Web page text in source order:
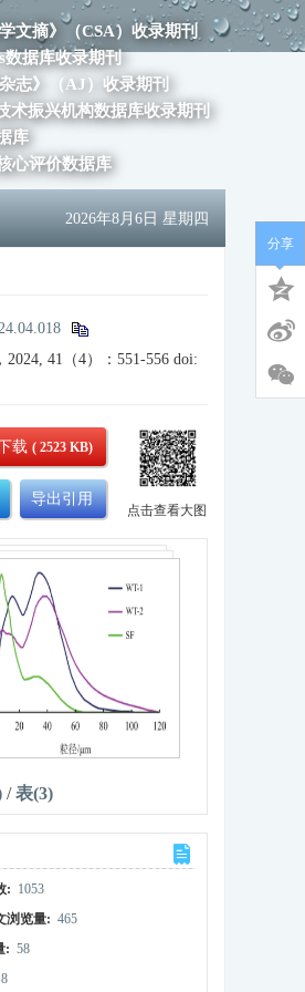
文摘》（CSA）收录期刊
数据库收录期刊
志》（AJ）收录期刊
术振兴机构数据库收录期刊
库
心评价数据库
2026年8月6日 星期四
，2024, 41（4）：551-556 doi:
载( 2523 KB)
导出引用
点击查看大图
/表(3)
: 1053
浏览量: 465
: 58
8
分享